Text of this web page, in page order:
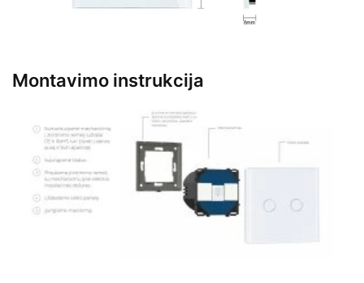
Montavimo instrukcija